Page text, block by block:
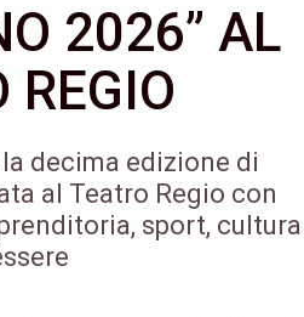
2026” AL
REGIO
la decima edizione di
al Teatro Regio con
sport, cultura